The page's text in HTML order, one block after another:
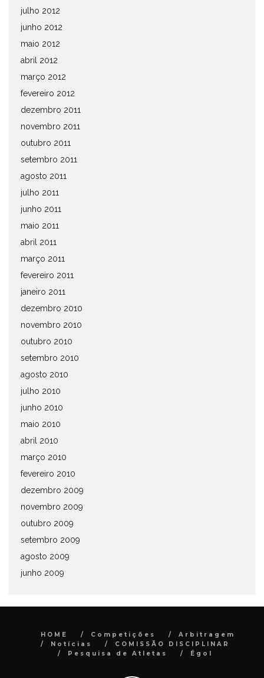
julho 2012
junho 2012
maio 2012
abril 2012
março 2012
fevereiro 2012
dezembro 2011
novembro 2011
outubro 2011
setembro 2011
agosto 2011
julho 2011
junho 2011
maio 2011
abril 2011
março 2011
fevereiro 2011
janeiro 2011
dezembro 2010
novembro 2010
outubro 2010
setembro 2010
agosto 2010
julho 2010
junho 2010
maio 2010
abril 2010
março 2010
fevereiro 2010
dezembro 2009
novembro 2009
outubro 2009
setembro 2009
agosto 2009
junho 2009
HOME Competições
Arbitragem
Notícias
COMISSÃO DISCIPLINAR
Pesquisa de Atletas
Égol